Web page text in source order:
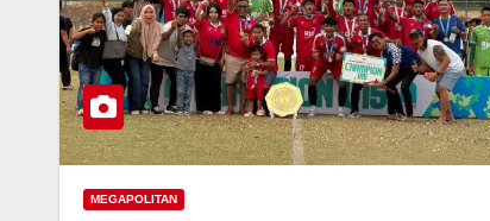
MEGAPOLITAN